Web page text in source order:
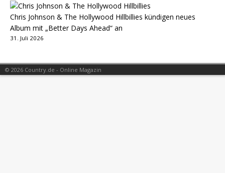
Chris Johnson & The Hollywood Hillbillies kündigen neues
Album mit „Better Days Ahead“ an
31. Juli 2026
© 2026 Country.de - Online Magazin